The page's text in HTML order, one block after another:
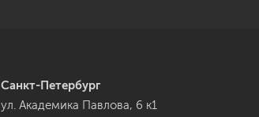
Санкт-Петербург
ул. Академика Павлова, 6 к1